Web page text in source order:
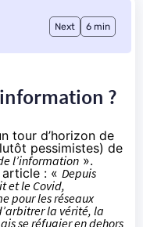
Next 6 min
?
tour d’horizon de
pessimistes) de
l’information ».
: « Depuis
et le Covid,
pour les réseaux
la vérité, la
se réfugier en dehors